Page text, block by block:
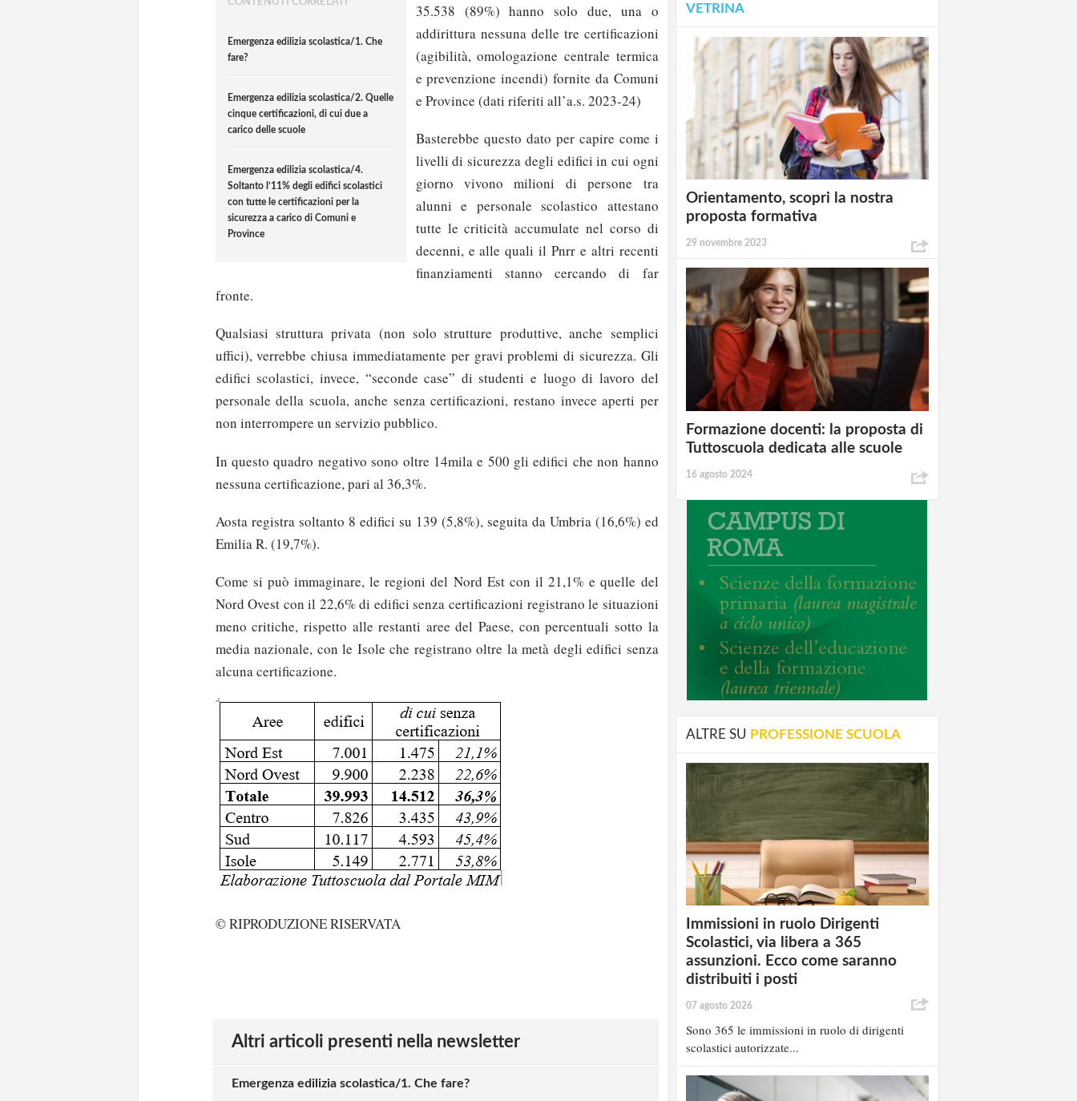
Emergenza edilizia scolastica/1. Che
fare?
Emergenza edilizia scolastica/2. Quelle
cinque certificazioni, di cui due a
carico delle scuole
Emergenza edilizia scolastica/4.
Soltanto l’11% degli edifici scolastici
con tutte le certificazioni per la
sicurezza a carico di Comuni e
Province
35.538 (89%) hanno solo due, una o
addirittura nessuna delle tre certificazioni
(agibilità, omologazione centrale termica
e prevenzione incendi) fornite da Comuni
e Province (dati riferiti all’a.s. 2023-24)
Basterebbe questo dato per capire come i
livelli di sicurezza degli edifici in cui ogni
giorno vivono milioni di persone tra
alunni e personale scolastico attestano
tutte le criticità accumulate nel corso di
decenni, e alle quali il Pnrr e altri recenti
finanziamenti stanno cercando di far
fronte.
Qualsiasi struttura privata (non solo strutture produttive, anche semplici
uffici), verrebbe chiusa immediatamente per gravi problemi di sicurezza. Gli
edifici scolastici, invece, “seconde case” di studenti e luogo di lavoro del
personale della scuola, anche senza certificazioni, restano invece aperti per
non interrompere un servizio pubblico.
In questo quadro negativo sono oltre 14mila e 500 gli edifici che non hanno
nessuna certificazione, pari al 36,3%.
Aosta registra soltanto 8 edifici su 139 (5,8%), seguita da Umbria (16,6%) ed
Emilia R. (19,7%).
Come si può immaginare, le regioni del Nord Est con il 21,1% e quelle del
Nord Ovest con il 22,6% di edifici senza certificazioni registrano le situazioni
meno critiche, rispetto alle restanti aree del Paese, con percentuali sotto la
media nazionale, con le Isole che registrano oltre la metà degli edifici senza
alcuna certificazione.
© RIPRODUZIONE RISERVATA
Altri articoli presenti nella newsletter
Emergenza edilizia scolastica/1. Che fare?
VETRINA
Orientamento, scopri la nostra
proposta formativa
29 novembre 2023
Formazione docenti: la proposta di
Tuttoscuola dedicata alle scuole
16 agosto 2024
ALTRE SU PROFESSIONE SCUOLA
Immissioni in ruolo Dirigenti
Scolastici, via libera a 365
assunzioni. Ecco come saranno
distribuiti i posti
07 agosto 2026
Sono 365 le immissioni in ruolo di dirigenti
scolastici autorizzate...